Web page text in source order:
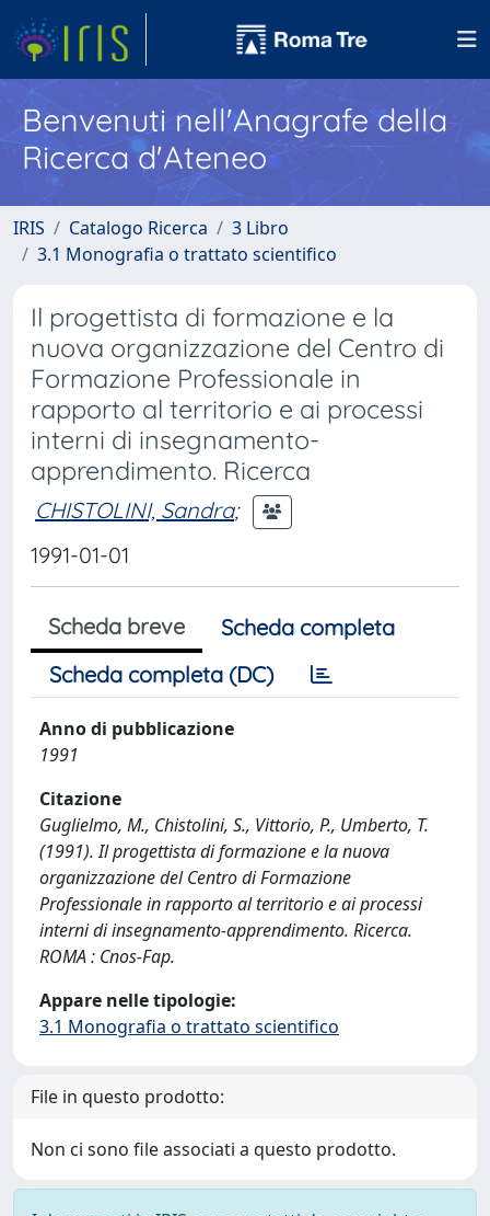
Benvenuti nell'Anagrafe della
Ricerca d'Ateneo
IRIS Catalogo Ricerca
3 Libro
3.1 Monografia o trattato scientifico
Il progettista di formazione e la
nuova organizzazione del Centro di
Formazione Professionale in
rapporto al territorio e ai processi
interni di insegnamento-
apprendimento. Ricerca
CHISTOLINI, Sandra;
1991-01-01
Scheda breve
Scheda completa
Scheda completa (DC)
Anno di pubblicazione
1991
Citazione
Guglielmo, M., Chistolini, S., Vittorio, P., Umberto, T.
(1991). Il progettista di formazione e la nuova
organizzazione del Centro di Formazione
Professionale in rapporto al territorio e ai processi
interni di insegnamento-apprendimento. Ricerca.
ROMA : Cnos-Fap.
Appare nelle tipologie:
3.1 Monografia o trattato scientifico
File in questo prodotto:
Non ci sono file associati a questo prodotto.